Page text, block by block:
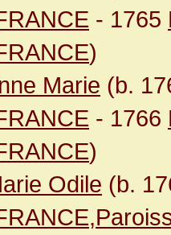
- 1765
)
Marie (b.
- 1766
)
Odile (b.